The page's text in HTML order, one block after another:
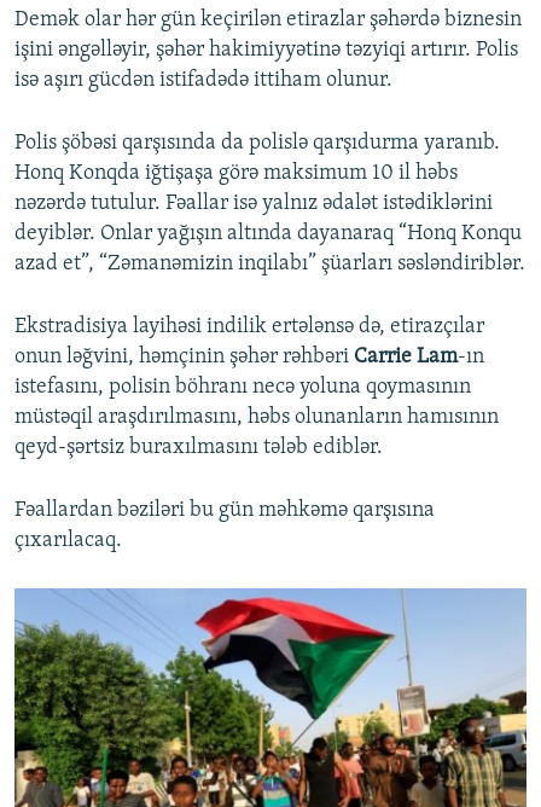
Demək olar hər gün keçirilən etirazlar şəhərdə biznesin
işini əngəlləyir, şəhər hakimiyyətinə təzyiqi artırır. Polis
isə aşırı gücdən istifadədə ittiham olunur.
Polis şöbəsi qarşısında da polislə qarşıdurma yaranıb.
Honq Konqda iğtişaşa görə maksimum 10 il həbs
nəzərdə tutulur. Fəallar isə yalnız ədalət istədiklərini
deyiblər. Onlar yağışın altında dayanaraq “Honq Konqu
azad et”, “Zəmanəmizin inqilabı” şüarları səsləndiriblər.
Ekstradisiya layihəsi indilik ertələnsə də, etirazçılar
onun ləğvini, həmçinin şəhər rəhbəri Carrie Lam-ın
istefasını, polisin böhranı necə yoluna qoymasının
müstəqil araşdırılmasını, həbs olunanların hamısının
qeyd-şərtsiz buraxılmasını tələb ediblər.
Fəallardan bəziləri bu gün məhkəmə qarşısına
çıxarılacaq.